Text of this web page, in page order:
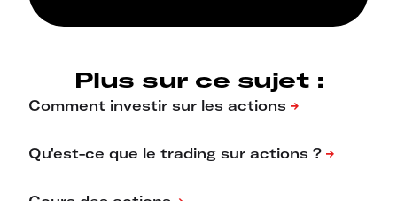
Plus sur ce sujet :